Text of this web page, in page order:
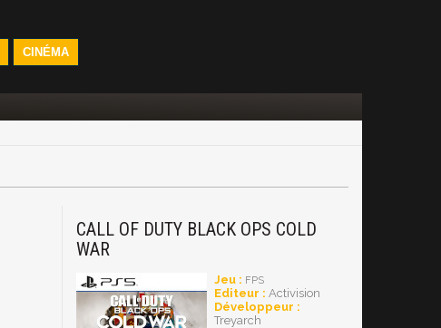
CINÉMA
CALL OF DUTY BLACK OPS COLD
WAR
Jeu : FPS
Editeur : Activision
Développeur :
Treyarch